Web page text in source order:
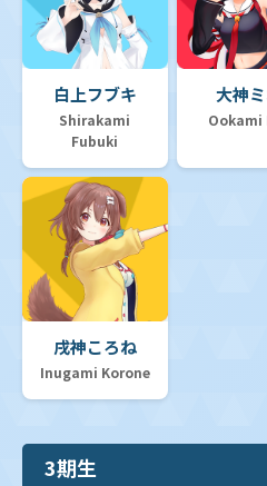
【hYS01】hololive
ールセット
デッキ販売
セット販売
SP推しスキルマーカー
同名ノーマルカード50枚セット
hololive OFFICIAL CARD GAME
Celebration Set
【hBD24】誕生日プロモカード
白上フブキ
Shirakami
Fubuki
大神
Ookami
戌神ころね
Inugami Korone
3期生